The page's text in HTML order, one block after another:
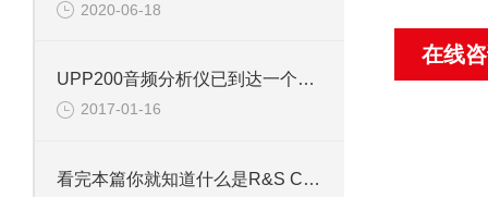
2020-06-18
UPP200音频分析仪已到达一个新的高度
2017-01-16
看完本篇你就知道什么是R&S CMW500综测仪了
在线